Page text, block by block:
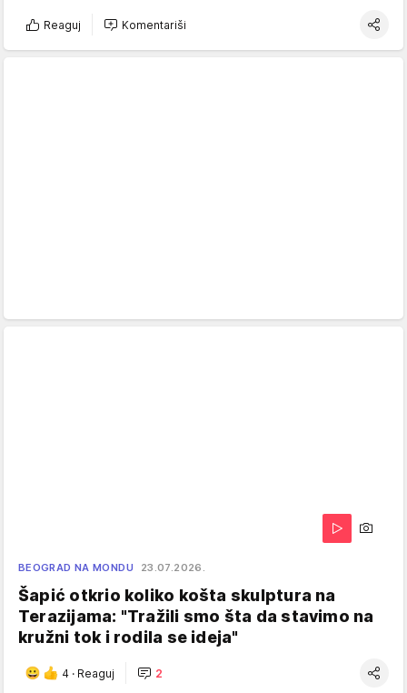
Reaguj Komentariši
BEOGRAD NA MONDU 23.07.2026.
Šapić otkrio koliko košta skulptura na
Terazijama: "Tražili smo šta da stavimo na
kružni tok i rodila se ideja"
4 · Reaguj 2